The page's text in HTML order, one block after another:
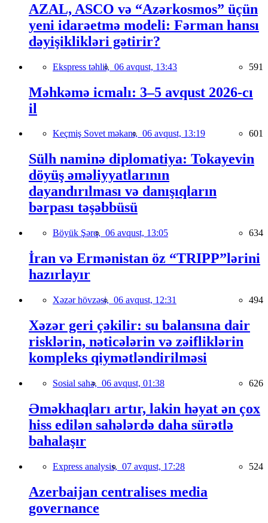
AZAL, ASCO və “Azərkosmos” üçün
yeni idarəetmə modeli: Fərman hansı
dəyişiklikləri gətirir?
Ekspress təhlil, 06 avqust, 13:43 591
Məhkəmə icmalı: 3–5 avqust 2026-cı
il
Keçmiş Sovet məkanı, 06 avqust, 13:19 601
Sülh naminə diplomatiya: Tokayevin
döyüş əməliyyatlarının
dayandırılması və danışıqların
bərpası təşəbbüsü
Böyük Şərq, 06 avqust, 13:05 634
İran və Ermənistan öz “TRIPP”lərini
hazırlayır
Xəzər hövzəsi, 06 avqust, 12:31 494
Xəzər geri çəkilir: su balansına dair
risklərin, nəticələrin və zəifliklərin
kompleks qiymətləndirilməsi
Sosial sahə, 06 avqust, 01:38 626
Əməkhaqları artır, lakin həyat ən çox
hiss edilən sahələrdə daha sürətlə
bahalaşır
Express analysis, 07 avqust, 17:28 524
Azerbaijan centralises media
governance